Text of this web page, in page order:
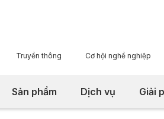
Truyền thông Cơ hội nghề nghiệp
Sản phẩm Dịch vụ Giải